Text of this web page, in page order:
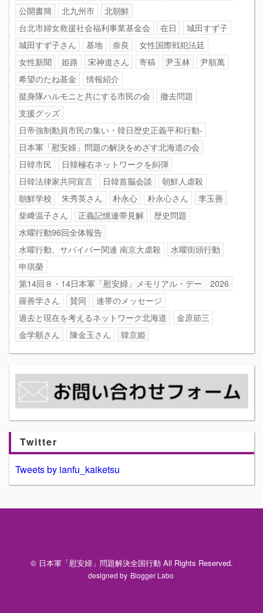
公開書簡
北九州市
北朝鮮
台北市婦女救援社会福利事業基金会
在日
城田すず子
城田すず子さん
基地 奈良
女性国際戦犯法廷
女性新聞
姫路 宋神道さん 寄稿 尹玉林
尹順萬
希望のたね基金
情報紹介
挺身隊ハルモニと共にする市民の会
撤去問題
支援グッズ
日帝強制動員市民の集い・韓日歴史正義平和行動-
日本軍「慰安婦」問題の解決をめざす北海道の会
日韓市民
日韓極右ネットワークを糾弾
日韓法律家共同宣言
日韓首脳会談
朝鮮人虐殺
朝鮮学校
朱秀英さん 朴永心 朴永心さん
李玉善
柴﨑温子さん
正義記憶連帯見解
歴史問題
水曜行動96回全体報告
水曜行動、サバイバー関連 南京大虐殺
水曜街頭行動
申琪榮
第14回８・14日本軍「慰安婦」メモリアル・デー 2026
羅善学さん
賛同
連帯のメッセージ
過去と現在を考えるネットワーク北海道
金原節三
金学順さん
陳金玉さん 韓京姫
Twitter
Tweets by ianfu_kaiketsu
© 日本軍「慰安婦」問題解決全国行動 All Rights Reserved.
designed by Blogger Labo